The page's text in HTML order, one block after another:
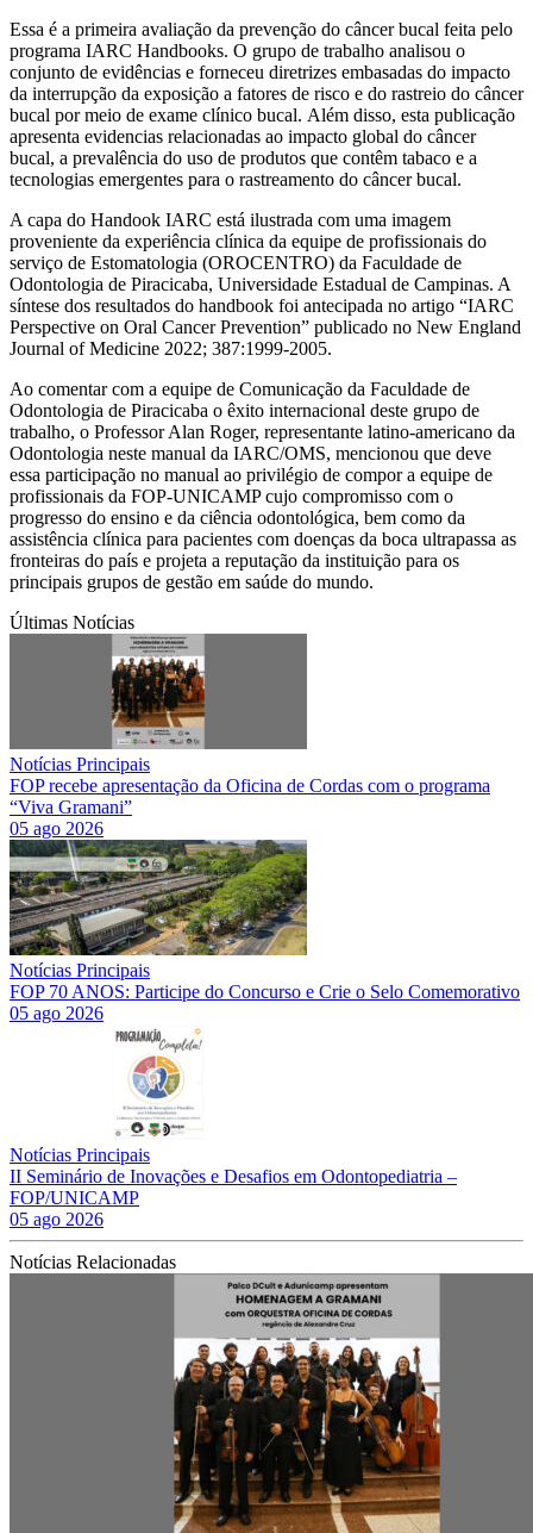
Essa é a primeira avaliação da prevenção do câncer bucal feita pelo
programa IARC Handbooks. O grupo de trabalho analisou o
conjunto de evidências e forneceu diretrizes embasadas do impacto
da interrupção da exposição a fatores de risco e do rastreio do câncer
bucal por meio de exame clínico bucal. Além disso, esta publicação
apresenta evidencias relacionadas ao impacto global do câncer
bucal, a prevalência do uso de produtos que contêm tabaco e a
tecnologias emergentes para o rastreamento do câncer bucal.
A capa do Handook IARC está ilustrada com uma imagem
proveniente da experiência clínica da equipe de profissionais do
serviço de Estomatologia (OROCENTRO) da Faculdade de
Odontologia de Piracicaba, Universidade Estadual de Campinas. A
síntese dos resultados do handbook foi antecipada no artigo “IARC
Perspective on Oral Cancer Prevention” publicado no New England
Journal of Medicine 2022; 387:1999-2005.
Ao comentar com a equipe de Comunicação da Faculdade de
Odontologia de Piracicaba o êxito internacional deste grupo de
trabalho, o Professor Alan Roger, representante latino-americano da
Odontologia neste manual da IARC/OMS, mencionou que deve
essa participação no manual ao privilégio de compor a equipe de
profissionais da FOP-UNICAMP cujo compromisso com o
progresso do ensino e da ciência odontológica, bem como da
assistência clínica para pacientes com doenças da boca ultrapassa as
fronteiras do país e projeta a reputação da instituição para os
principais grupos de gestão em saúde do mundo.
Últimas Notícias
Notícias Principais
FOP recebe apresentação da Oficina de Cordas com o programa
“Viva Gramani”
05 ago 2026
Notícias Principais
FOP 70 ANOS: Participe do Concurso e Crie o Selo Comemorativo
05 ago 2026
Notícias Principais
II Seminário de Inovações e Desafios em Odontopediatria –
FOP/UNICAMP
05 ago 2026
Notícias Relacionadas